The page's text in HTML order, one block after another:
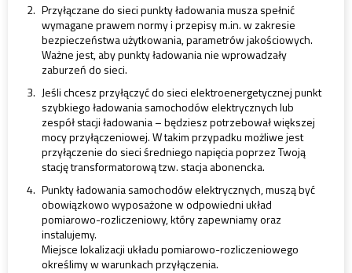
Przyłączane do sieci punkty ładowania musza spełnić
wymagane prawem normy i przepisy m.in. w zakresie
bezpieczeństwa użytkowania, parametrów jakościowych.
Ważne jest, aby punkty ładowania nie wprowadzały
zaburzeń do sieci.
Jeśli chcesz przyłączyć do sieci elektroenergetycznej punkt
szybkiego ładowania samochodów elektrycznych lub
zespół stacji ładowania – będziesz potrzebował większej
mocy przyłączeniowej. W takim przypadku możliwe jest
przyłączenie do sieci średniego napięcia poprzez Twoją
stację transformatorową tzw. stacja abonencka.
Punkty ładowania samochodów elektrycznych, muszą być
obowiązkowo wyposażone w odpowiedni układ
pomiarowo-rozliczeniowy, który zapewniamy oraz
instalujemy.
Miejsce lokalizacji układu pomiarowo-rozliczeniowego
określimy w warunkach przyłączenia.